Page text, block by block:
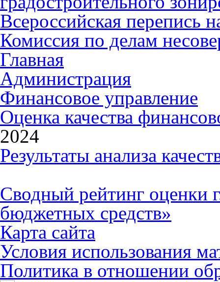
Всероссийская перепись
Комиссия по делам
Главная
Администрация
Финансовое управление
Оценка качества
2024
Результаты анализа
Сводный рейтинг оценки
бюджетных средств»
Карта сайта
Условия использования
Политика в отношении